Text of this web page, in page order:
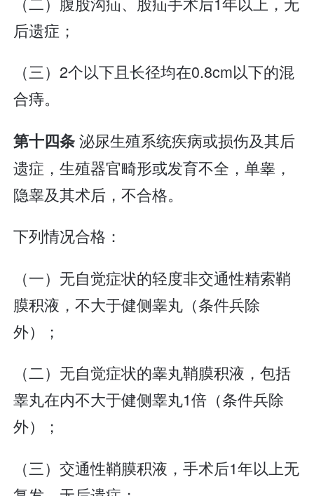
后遗症；
（三）2个以下且长径均在0.8cm以下的混
合痔。
第十四条泌尿生殖系统疾病或损伤及其后
遗症，生殖器官畸形或发育不全，单睾，
隐睾及其术后，不合格。
下列情况合格：
（一）无自觉症状的轻度非交通性精索鞘
膜积液，不大于健侧睾丸（条件兵除
外）；
（二）无自觉症状的睾丸鞘膜积液，包括
睾丸在内不大于健侧睾丸1倍（条件兵除
外）；
（三）交通性鞘膜积液，手术后1年以上无